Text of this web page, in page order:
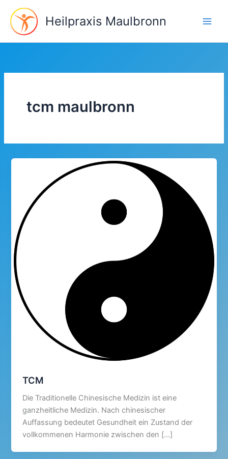
contenu
Heilpraxis Maulbronn
tcm maulbronn
TCM
Die Traditionelle Chinesische Medizin ist eine
ganzheitliche Medizin. Nach chinesischer
Auffassung bedeutet Gesundheit ein Zustand der
vollkommenen Harmonie zwischen den […]